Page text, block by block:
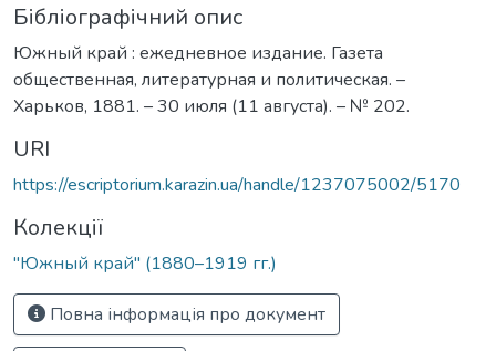
Бібліографічний опис
Южный край : ежедневное издание. Газета
общественная, литературная и политическая. –
Харьков, 1881. – 30 июля (11 августа). – № 202.
URI
https://escriptorium.karazin.ua/handle/1237075002/5170
Колекції
"Южный край" (1880–1919 гг.)
Повна інформація про документ